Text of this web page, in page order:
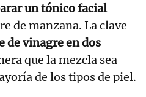
un tónico facial
de manzana. La clave
de vinagre en dos
que la mezcla sea
de los tipos de piel.